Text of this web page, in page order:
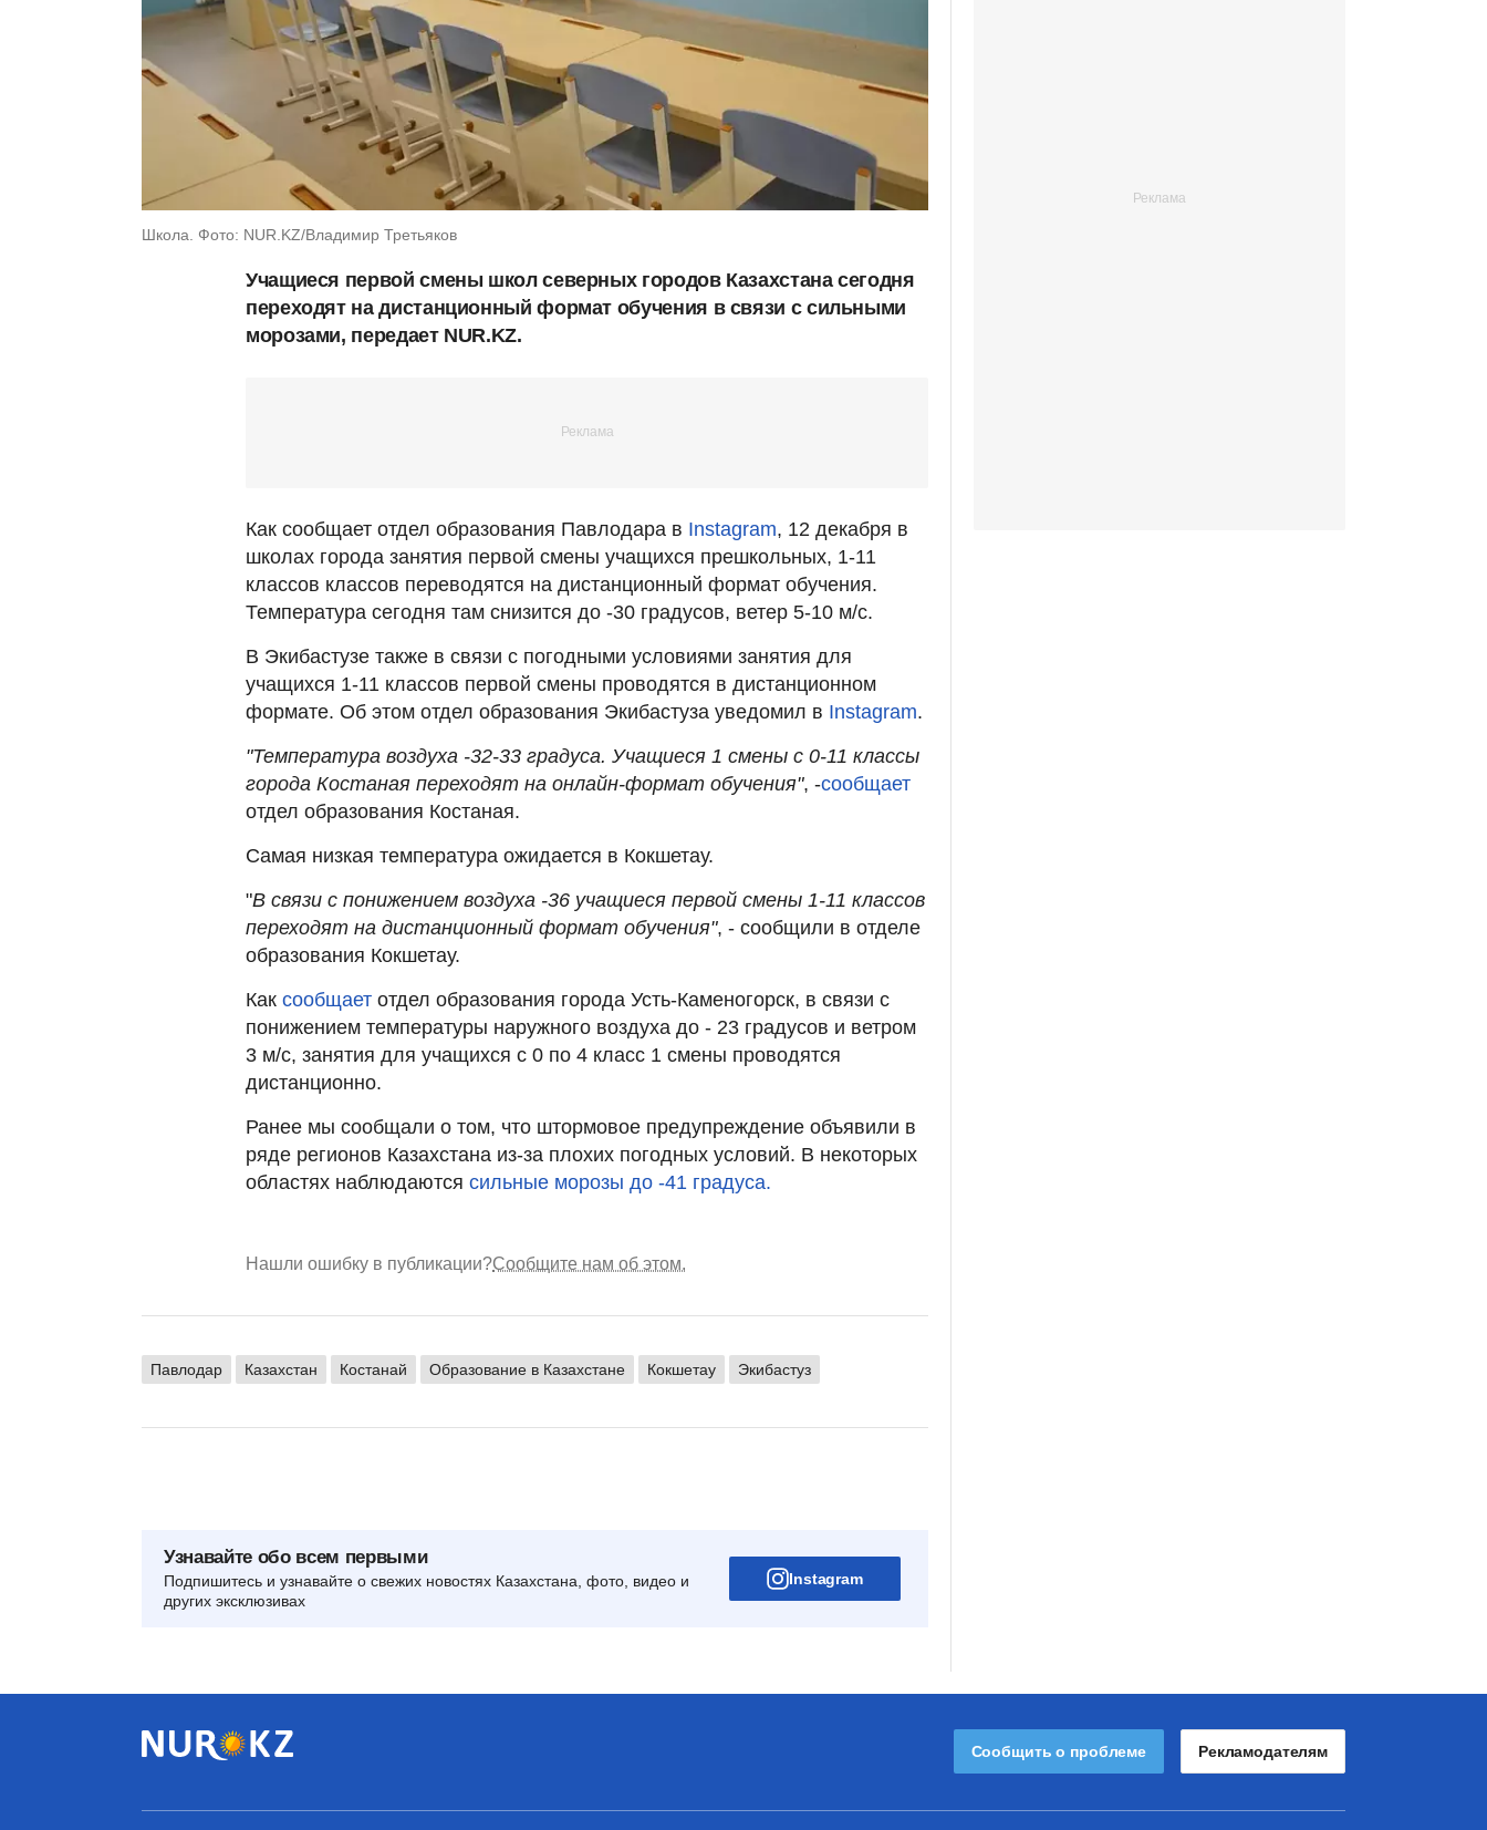
Школа. Фото: NUR.KZ/Владимир Третьяков
Учащиеся первой смены школ северных городов Казахстана сегодня
переходят на дистанционный формат обучения в связи с сильными
морозами, передает NUR.KZ.
Как сообщает отдел образования Павлодара в Instagram, 12 декабря в
школах города занятия первой смены учащихся прешкольных, 1-11
классов классов переводятся на дистанционный формат обучения.
Температура сегодня там снизится до -30 градусов, ветер 5-10 м/c.
В Экибастузе также в связи с погодными условиями занятия для
учащихся 1-11 классов первой смены проводятся в дистанционном
формате. Об этом отдел образования Экибастуза уведомил в Instagram.
"Температура воздуха -32-33 градуса. Учащиеся 1 смены с 0-11 классы
города Костаная переходят на онлайн-формат обучения", -сообщает
отдел образования Костаная.
Самая низкая температура ожидается в Кокшетау.
"В связи с понижением воздуха -36 учащиеся первой смены 1-11 классов
переходят на дистанционный формат обучения", - сообщили в отделе
образования Кокшетау.
Как сообщает отдел образования города Усть-Каменогорск, в связи с
понижением температуры наружного воздуха до - 23 градусов и ветром
3 м/с, занятия для учащихся с 0 по 4 класс 1 смены проводятся
дистанционно.
Ранее мы сообщали о том, что штормовое предупреждение объявили в
ряде регионов Казахстана из-за плохих погодных условий. В некоторых
областях наблюдаются сильные морозы до -41 градуса.
Нашли ошибку в публикации?Сообщите нам об этом.
Павлодар Казахстан Костанай Образование в Казахстане Кокшетау Экибастуз
Узнавайте обо всем первыми
Подпишитесь и узнавайте о свежих новостях Казахстана, фото, видео и
других эксклюзивах
Instagram
Сообщить о проблеме Рекламодателям